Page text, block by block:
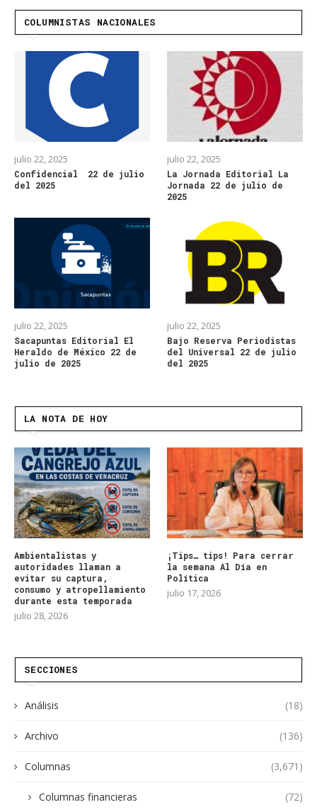
COLUMNISTAS NACIONALES
julio 22, 2025
Confidencial 22 de julio
del 2025
julio 22, 2025
La Jornada Editorial La
Jornada 22 de julio de
2025
julio 22, 2025
Sacapuntas Editorial El
Heraldo de México 22 de
julio de 2025
julio 22, 2025
Bajo Reserva Periodistas
del Universal 22 de julio
del 2025
LA NOTA DE HOY
Ambientalistas y
autoridades llaman a
evitar su captura,
consumo y atropellamiento
durante esta temporada
julio 28, 2026
¡Tips… tips! Para cerrar
la semana Al Día en
Política
julio 17, 2026
SECCIONES
Análisis (18)
Archivo (136)
Columnas (3,671)
Columnas financieras (72)